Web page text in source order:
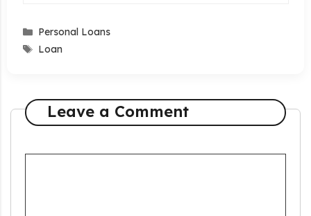
Categories
Personal Loans
Tags
Loan
Leave a Comment